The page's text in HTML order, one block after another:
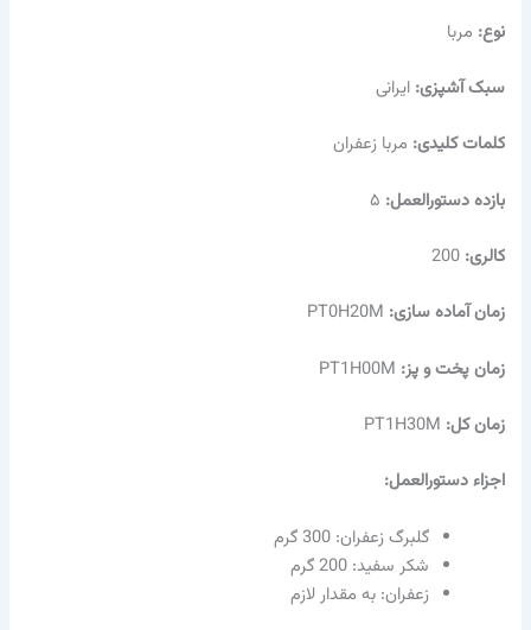
نوع: مربا
سبک آشپزی:ایرانی
کلمات کلیدی: مربا زعفران
بازده دستورالعمل: ۵
کالری:200
زمان آماده سازی: PT0H20M
زمان پخت و پز: PT1H00M
زمان کل: PT1H30M
اجزاء دستورالعمل:
گلبرگ زعفران: 300 گرم
شکر سفید: 200 گرم
زعفران: به مقدار لازم